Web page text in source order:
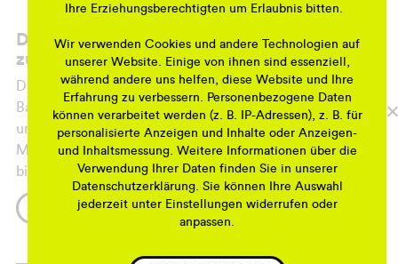
Das Kiez-Bistro des Monats Damaslin lädt
zu Tee und Keksen ein!
Das Bistro Damaslin ist noch ganz neu in der
Baumschulenstraße und begeistert mit leckerem Essen
und herzlicher Gastfreundschaft. Als Kiez-Bistro des
Monats lädt das Damaslin jeden Mittwochvormittag (10
bis 12 Uhr) im August auf eine Tasse Tee und Kekse ein.
Eine schöne Gelegenheit, das Bistro kennenzulernen und
mit der Nachbarschaft und den Inhabern ins Gespräch zu
Ihre Erziehungsberechtigten um Erlaubnis bitten.
Wir verwenden Cookies und andere Technologien auf
unserer Website. Einige von ihnen sind essenziell,
während andere uns helfen, diese Website und Ihre
Erfahrung zu verbessern. Personenbezogene Daten
können verarbeitet werden (z. B. IP-Adressen), z. B. für
personalisierte Anzeigen und Inhalte oder Anzeigen-
und Inhaltsmessung. Weitere Informationen über die
Verwendung Ihrer Daten finden Sie in unserer
Datenschutzerklärung. Sie können Ihre Auswahl
jederzeit unter Einstellungen widerrufen oder
anpassen.